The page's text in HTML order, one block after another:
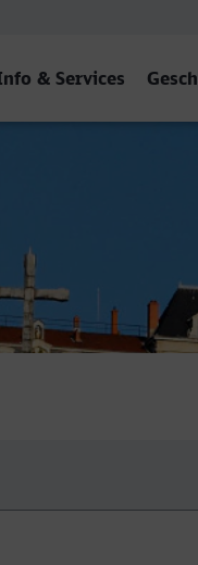
& Services